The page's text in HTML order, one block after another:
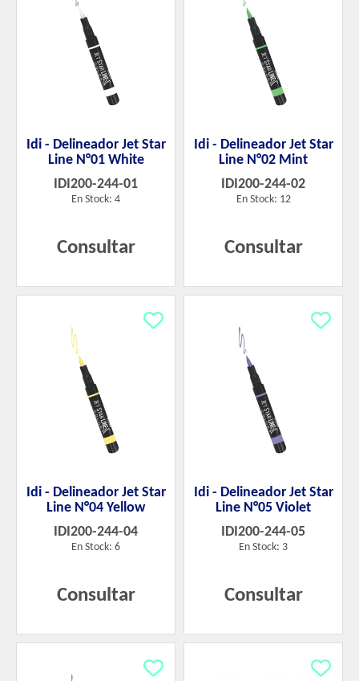
Idi - Delineador Jet Star
Line N°01 White
IDI200-244-01
En Stock: 4
Consultar
Idi - Delineador Jet Star
Line N°02 Mint
IDI200-244-02
En Stock: 12
Consultar
Idi - Delineador Jet Star
Line N°04 Yellow
IDI200-244-04
En Stock: 6
Consultar
Idi - Delineador Jet Star
Line N°05 Violet
IDI200-244-05
En Stock: 3
Consultar